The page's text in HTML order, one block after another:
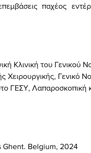
παχέος
Κλινική του Γενικού
Χειρουργικής, Γενικό
ΓΕΣΥ, Λαπαροσκοπική
Ghent. Belgium, 2024